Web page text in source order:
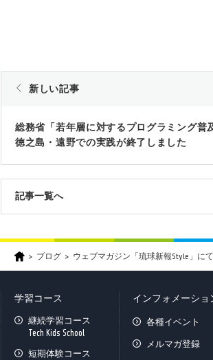
新しい記事
総務省「若年層に対するプログラミング普
徳之島・遠野での実践が終了しました
記事一覧へ
ブログ ウェブマガジン「琉球新報Style」に
学習コース
継続学習コース
Tech Kids School
短期体験コース
インフォメーショ
各種イベント
メルマガ登録